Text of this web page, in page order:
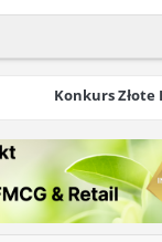
Konkurs Złote